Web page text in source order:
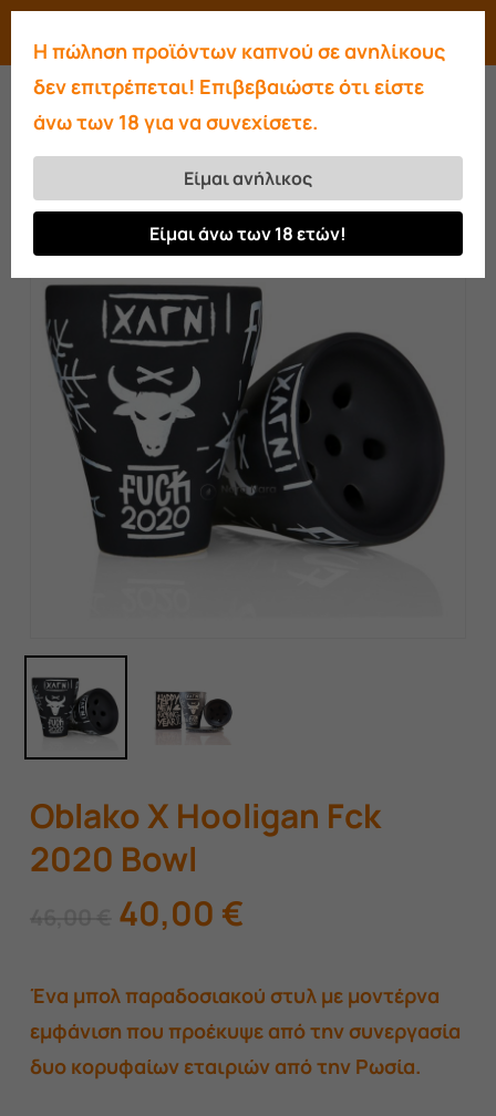
Skip
main
content
searchaccount
Αρχική σελίδα Μπολ
Oblako x Hooligan
Fck 2020 Bowl
Oblako X Hooligan Fck
2020 Bowl
46,00 € Original
price
was:
46,00 €.
40,00 €Η
τιμή
είναι:
40,00 €.
Ένα μπολ παραδοσιακού στυλ με μοντέρνα
εμφάνιση που προέκυψε από την συνεργασία
δυο κορυφαίων εταιριών από την Ρωσία.
Close
Η πώληση προϊόντων καπνού σε ανηλίκους
δεν επιτρέπεται! Επιβεβαιώστε ότι είστε
άνω των 18 για να συνεχίσετε.
Είμαι ανήλικος
Είμαι άνω των 18 ετών!